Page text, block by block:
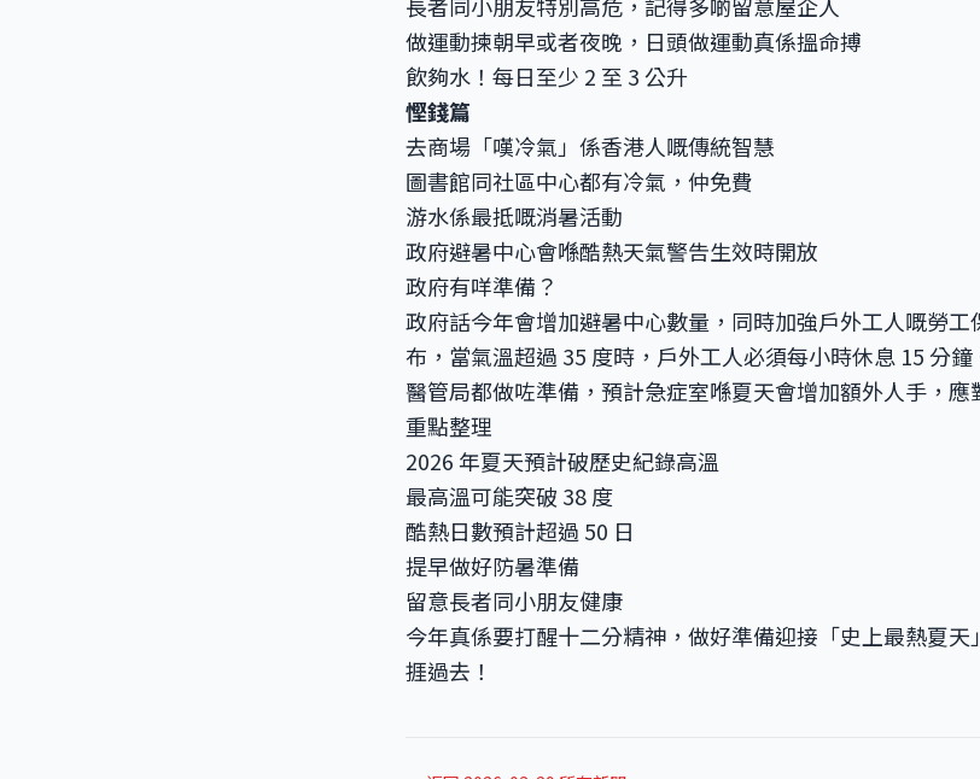
做運動揀朝早或者夜晚，日頭做運動真係搵命搏
飲夠水！每日至少 2 至 3 公升
慳錢篇
去商場「嘆冷氣」係香港人嘅傳統智慧
圖書館同社區中心都有冷氣，仲免費
游水係最抵嘅消暑活動
政府避暑中心會喺酷熱天氣警告生效時開放
政府有咩準備？
政府話今年會增加避暑中心數量，同時加強戶外工人嘅勞
布，當氣溫超過 35 度時，戶外工人必須每小時休息 15 分鐘
醫管局都做咗準備，預計急症室喺夏天會增加額外人手，應
重點整理
2026 年夏天預計破歷史紀錄高溫
最高溫可能突破 38 度
酷熱日數預計超過 50 日
提早做好防暑準備
留意長者同小朋友健康
今年真係要打醒十二分精神，做好準備迎接「史上最熱夏
捱過去！